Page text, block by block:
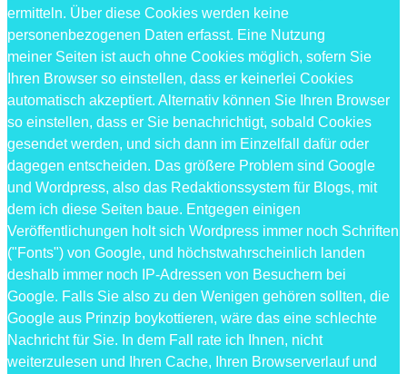
ermitteln. Über diese Cookies werden keine
personenbezogenen Daten erfasst. Eine Nutzung
meiner Seiten ist auch ohne Cookies möglich, sofern Sie
Ihren Browser so einstellen, dass er keinerlei Cookies
automatisch akzeptiert. Alternativ können Sie Ihren Browser
so einstellen, dass er Sie benachrichtigt, sobald Cookies
gesendet werden, und sich dann im Einzelfall dafür oder
dagegen entscheiden. Das größere Problem sind Google
und Wordpress, also das Redaktionssystem für Blogs, mit
dem ich diese Seiten baue. Entgegen einigen
Veröffentlichungen holt sich Wordpress immer noch Schriften
("Fonts") von Google, und höchstwahrscheinlich landen
deshalb immer noch IP-Adressen von Besuchern bei
Google. Falls Sie also zu den Wenigen gehören sollten, die
Google aus Prinzip boykottieren, wäre das eine schlechte
Nachricht für Sie. In dem Fall rate ich Ihnen, nicht
weiterzulesen und Ihren Cache, Ihren Browserverlauf und